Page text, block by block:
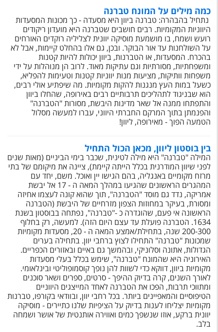
תקנון
נגישות
עקבו אחרינו
כמה מילים על המונח טברנה
נתחיל בהבהרה: טברנה ביוון היא מסעדה - כך מכונות המסעדות
היווניות המקומיות. רבים חושבים שטברנה היא מועדון ריקודים
רועש ושמח, בו מושמעת מוסיקה יוונית לצליליה רוקדים האורחים
על השולחנות עד אור הבוקר. ובכן, גם אלו בהחלט קיימות, אבל לא
בהכרח. המסעדות, או הטברנות, ביוון יכולות להיות קטנות
ומשפחתיות, מסורתיות וגם עתיקות מאוד. לרוב הן מנוהלות על ידי
משפחות וותיקות, מציעות מנות יווניות קטנות וטעימות להפליא,
כשעל במות העץ מנגנות להקות מקומיות. מה שיפתיע אולי רבים,
הוא שבניגוד לתהליכים תרבותיים רבים באירופה, שהחלו ביוון
והתפתחו ממנה אל שאר מדינות היבשת, מסורות "הטברנה"
והפנמתן בתוך המרקם החברתי היווני, עברו למעשה מסלול
הטמעה הפוך - מאירופה, ליוון!
בין בוסטון ליוון, מכאן הכול התחיל
המילה "טברנה" היא מילה לטינית, שכבר בימי הביניים (מאות שנים
לפני שיוון המודרנית בכלל הייתה קיימת), ציינה את מיקומם של בתי
מרזח מקומיים באנגליה, בהם הגישו יין ואוכל. משם, יחד עם
המהגרים הראשונים שהגיעו במהלך המאה ה - 17 אל יבשת
אמריקה, נדד גם מוסד "הטברנה", תוך שהוא קונה לעצמו אחיזה
ומסורת, בעיקר במחוזות הצפון מזרחיים של היבשת (הטברנה
הראשונה אי פעם, שהוגדרה כ -"טברנה", נפתחה בבוסטון בשנת
1634. הטברנה פועלת עד עצם היום הזה). למעשה, רק בחלוף
200-300 שנה, בתחילת/אמצע המאה ה - 20, מסעדות מקומיות
שמכונות "טברנה" התחילו לצוץ ברחבי יוון. בתחילה בערים
הגדולות, אתונה וסלוניקי, ובהמשך גם באיים ובאזורים הכפריים.
האירוניה היא שהמונח "טברנה", שימש בכלל בעלי מסעדות
מקומיות ביוון, דווקא כדי לשוות להן נופך קוסמופוליטי ובינלאומי.
לאורך השנים, קרה בדיוק ההיפך - סרטים, ספרים ושאר סוכנים
ומתווכי תרבות, הפכו את הטברנה לאחד המייצגים היווניים
הטיפוסיים והמאפיינים ביותר. בכל רחבי יוון, ובוודאי בקורפו, טברנות
מקומיות יצליחו לענות בדיוק על הציפיות שלנו כתיירים - מוסיקה
יוונית ברקע, אוזו שנשפך כמים ואווירה אותנטית של אושר ושמחה
בלב.